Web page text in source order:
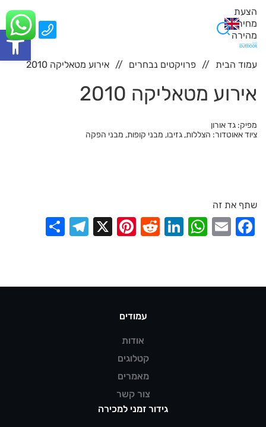
פתח
הצעת
מחיר
מהירה
0
עמוד הבית פרויקטים נבחרים אירוע מטאליקה 2010
אירוע מטאליקה 2010
מפיק: גד אורון
ציוד אאוטדור: הצללות, גזיבו, מבני קופות, מבני הפקה
שתף את זה
Facebook
Email
WhatsApp
LinkedIn
Reddit
Pinterest
X
עמודים
אודות
קטלוגים
מאמרים
צור קשר
גידור זמני למכירה